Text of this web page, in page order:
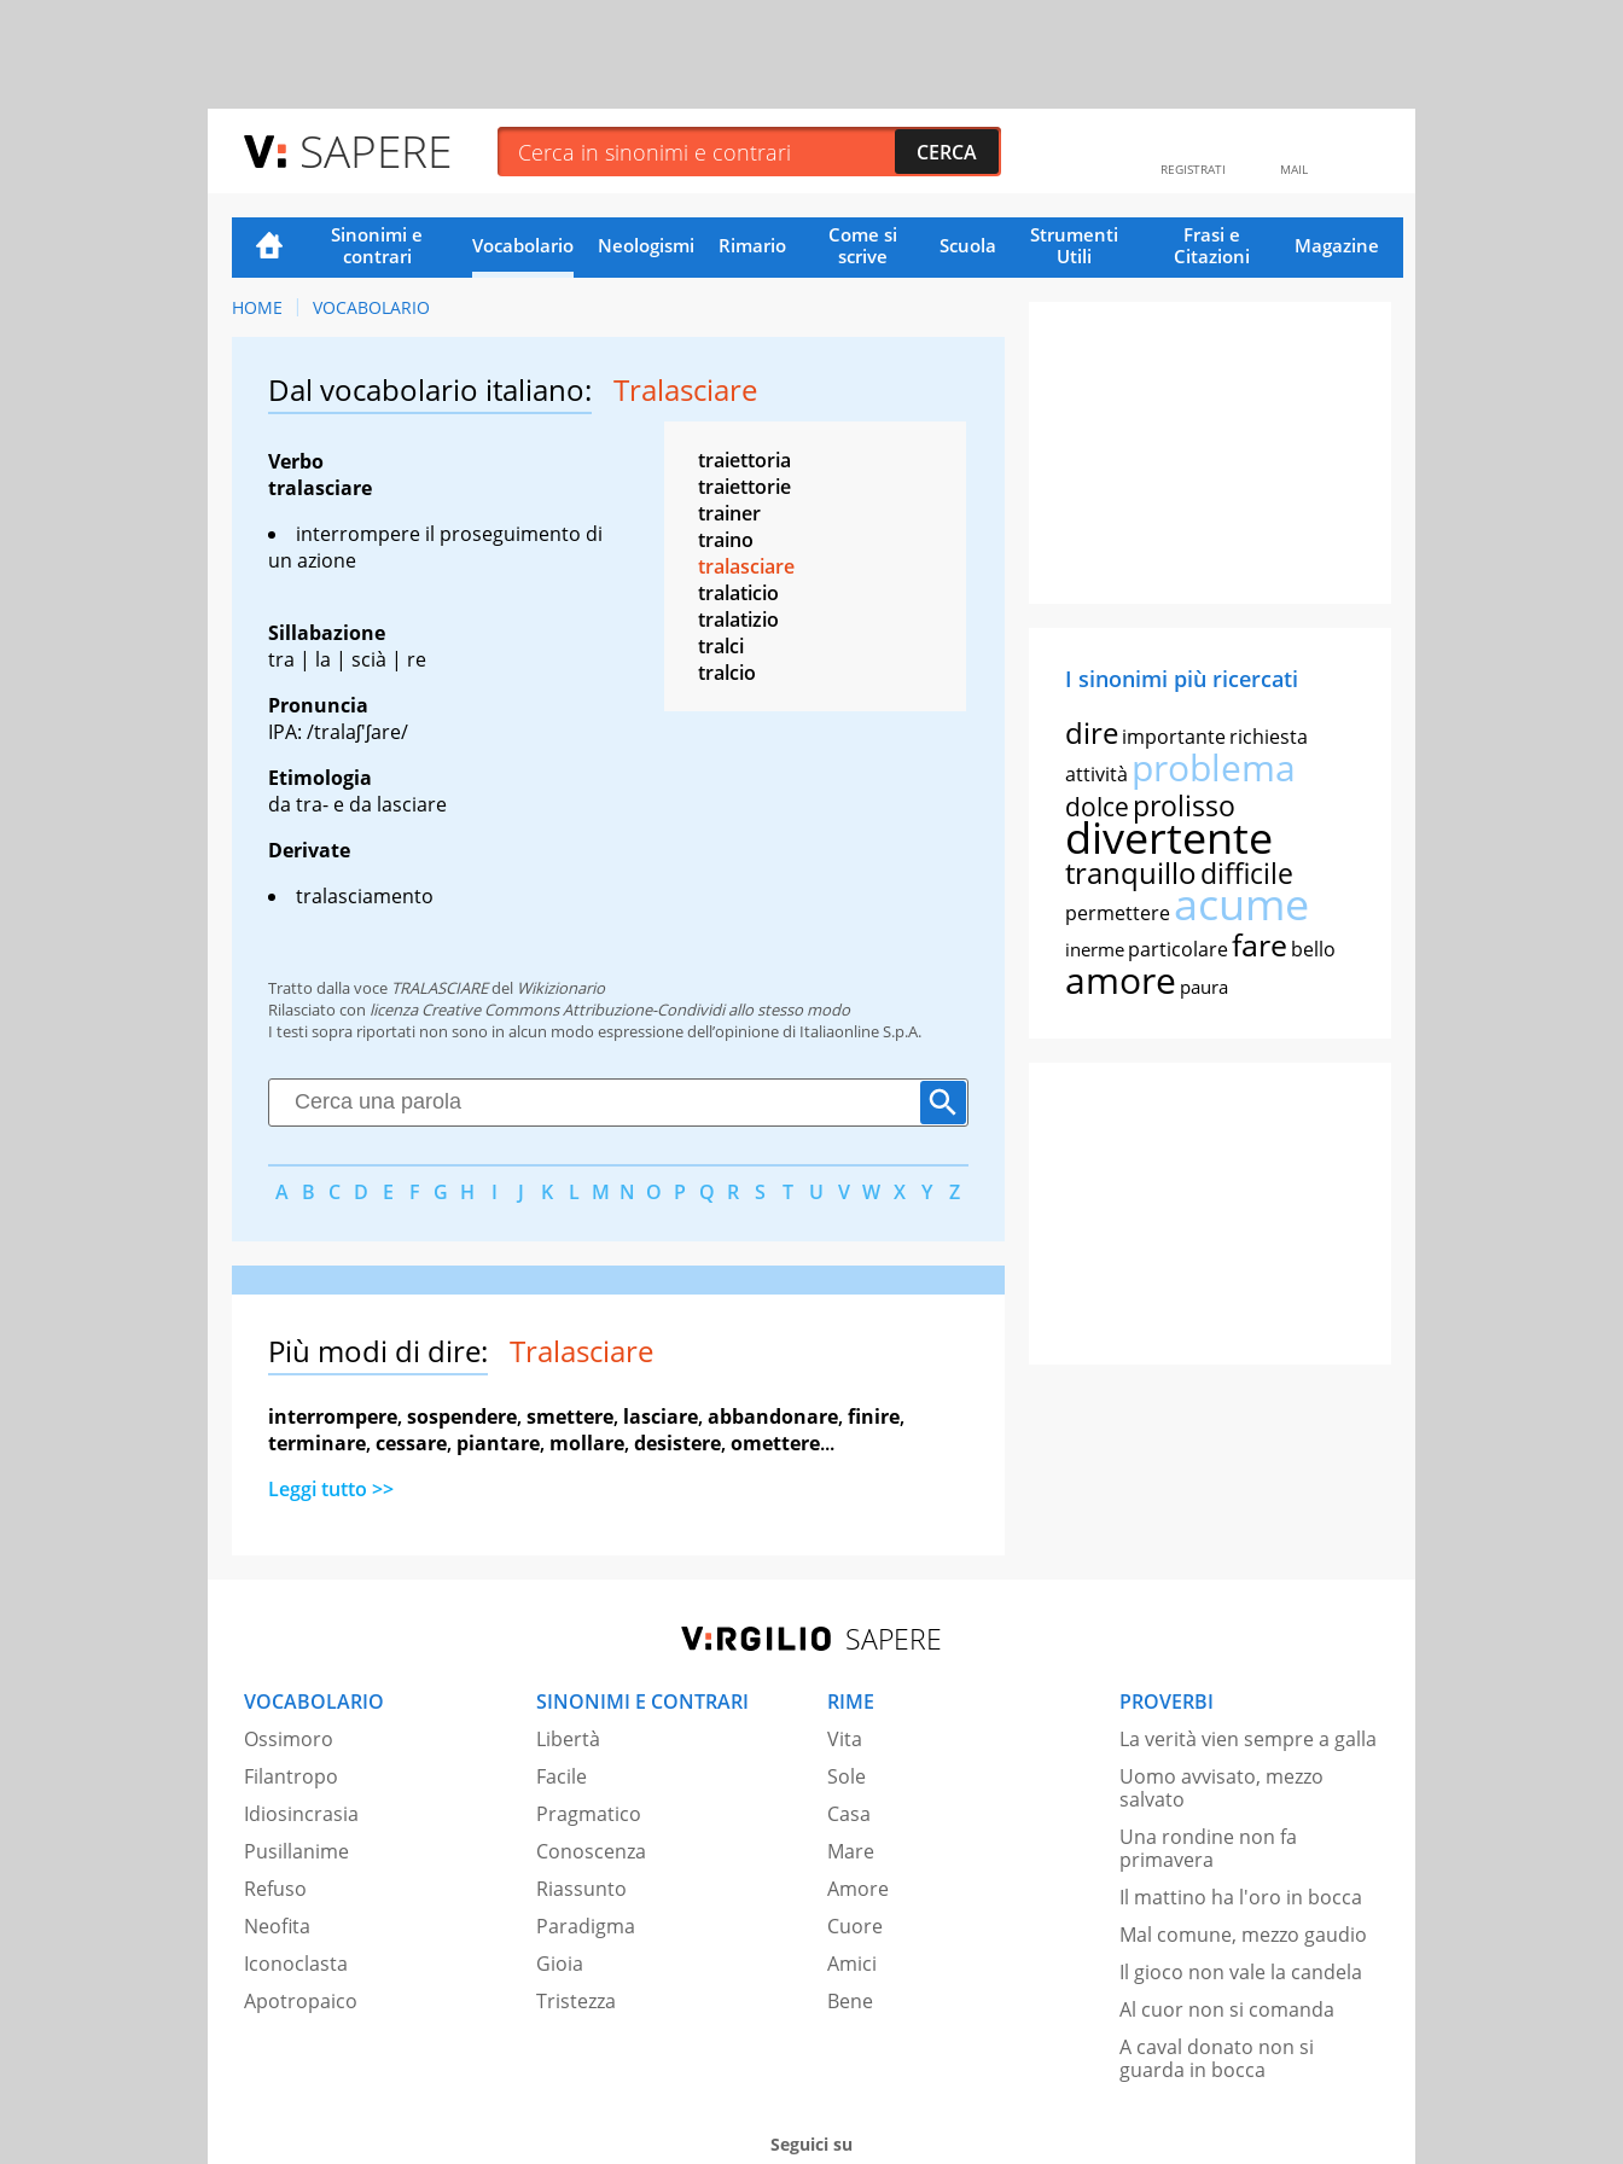
SAPERE MAIL
REGISTRATI
Sinonimi e
contrari
Vocabolario Neologismi Rimario
Come si
scrive
Scuola
Strumenti
Utili
Frasi e
Citazioni
Magazine
HOME VOCABOLARIO
Dal vocabolario italiano: Tralasciare
Verbo
tralasciare
interrompere il proseguimento di
un azione
Sillabazione
tra | la | scià | re
Pronuncia
IPA: /tralaʃ'ʃare/
Etimologia
da tra- e da lasciare
Derivate
tralasciamento
traiettoria
traiettorie
trainer
traino
tralasciare
tralaticio
tralatizio
tralci
tralcio
Tratto dalla voce TRALASCIAREdel Wikizionario
Rilasciato con licenza Creative Commons Attribuzione-Condividi allo stesso modo
I testi sopra riportati non sono in alcun modo espressione dell’opinione di Italiaonline S.p.A.
A B C D E F G H I J K L M N O P Q R S T U V W X Y Z
Più modi di dire: Tralasciare
interrompere,sospendere,smettere, lasciare,abbandonare,finire,
terminare,cessare, piantare, mollare,desistere,omettere...
Leggi tutto >>
I sinonimi più ricercati
direimportanterichiesta
attività problema
dolce prolisso
divertente
tranquillodifficile
permettereacume
inerme particolarefare bello
amore paura
SAPERE
VOCABOLARIO
Ossimoro
Filantropo
Idiosincrasia
Pusillanime
Refuso
Neofita
Iconoclasta
Apotropaico
SINONIMI E CONTRARI
Libertà
Facile
Pragmatico
Conoscenza
Riassunto
Paradigma
Gioia
Tristezza
RIME
Vita
Sole
Casa
Mare
Amore
Cuore
Amici
Bene
PROVERBI
La verità vien sempre a galla
Uomo avvisato, mezzo
salvato
Una rondine non fa
primavera
Il mattino ha l'oro in bocca
Mal comune, mezzo gaudio
Il gioco non vale la candela
Al cuor non si comanda
A caval donato non si
guarda in bocca
Seguici su